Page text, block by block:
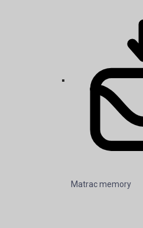
Matrac memory